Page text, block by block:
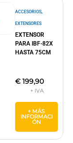
ACCESORIOS,
EXTENSORES
EXTENSOR
PARA IBF-82X
HASTA 75CM
€199,90
+ MÁS
INFORMACI
ÓN